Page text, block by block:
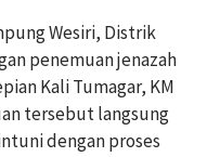
Wesiri, Distrik
penemuan jenazah
Kali Tumagar, KM
tersebut langsung
dengan proses